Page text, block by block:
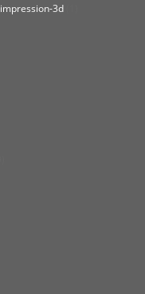
3d